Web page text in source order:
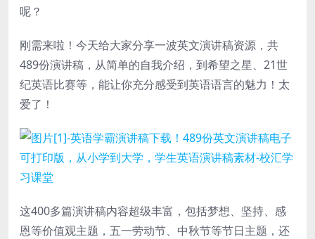
呢？
刚需来啦！今天给大家分享一波英文演讲稿资源，共
489份演讲稿，从简单的自我介绍，到希望之星、21世
纪英语比赛等，能让你充分感受到英语语言的魅力！太
爱了！
这400多篇演讲稿内容超级丰富，包括梦想、坚持、感
恩等价值观主题，五一劳动节、中秋节等节日主题，还